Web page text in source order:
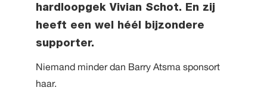
hardloopgek Vivian Schot. En zij
heeft een wel héél bijzondere
supporter.
Niemand minder dan Barry Atsma sponsort
haar.